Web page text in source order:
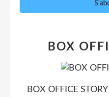
BOX
BOX OFFICE